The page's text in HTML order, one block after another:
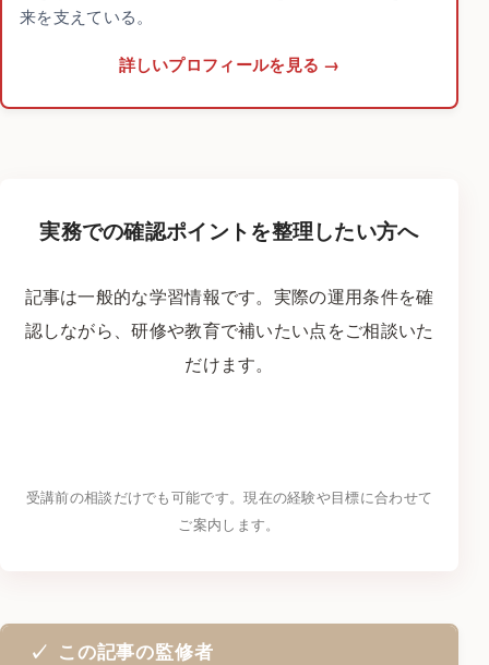
来を支えている。
詳しいプロフィールを見る
実務での確認ポイントを整理したい方へ
記事は一般的な学習情報です。実際の運用条件を確
認しながら、研修や教育で補いたい点をご相談いた
だけます。
受講前の相談だけでも可能です。現在の経験や目標に合わせて
ご案内します。
この記事の監修者